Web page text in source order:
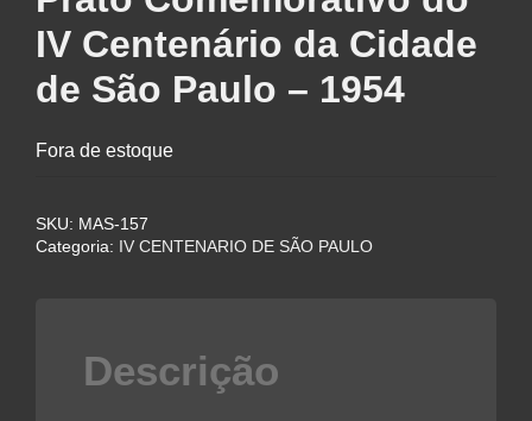
IV Centenário da Cidade
de São Paulo – 1954
Fora de estoque
SKU: MAS-157
Categoria: IV CENTENARIO DE SÃO PAULO
Descrição